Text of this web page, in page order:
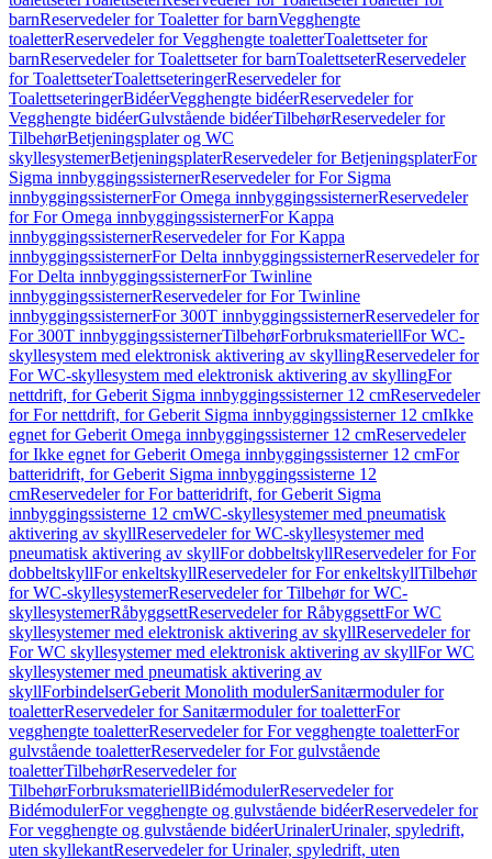
barnReservedeler for Toaletter for barnVegghengte
toaletterReservedeler for Vegghengte toaletterToalettseter for
barnReservedeler for Toalettseter for barnToalettseterReservedeler
for ToalettseterToalettseteringerReservedeler for
ToalettseteringerBidéerVegghengte bidéerReservedeler for
Vegghengte bidéerGulvstående bidéerTilbehørReservedeler for
TilbehørBetjeningsplater og WC
skyllesystemerBetjeningsplaterReservedeler for BetjeningsplaterFor
Sigma innbyggingssisternerReservedeler for For Sigma
innbyggingssisternerFor Omega innbyggingssisternerReservedeler
for For Omega innbyggingssisternerFor Kappa
innbyggingssisternerReservedeler for For Kappa
innbyggingssisternerFor Delta innbyggingssisternerReservedeler for
For Delta innbyggingssisternerFor Twinline
innbyggingssisternerReservedeler for For Twinline
innbyggingssisternerFor 300T innbyggingssisternerReservedeler for
For 300T innbyggingssisternerTilbehørForbruksmateriellFor WC-
skyllesystem med elektronisk aktivering av skyllingReservedeler for
For WC-skyllesystem med elektronisk aktivering av skyllingFor
nettdrift, for Geberit Sigma innbyggingssisterner 12 cmReservedeler
for For nettdrift, for Geberit Sigma innbyggingssisterner 12 cmIkke
egnet for Geberit Omega innbyggingssisterner 12 cmReservedeler
for Ikke egnet for Geberit Omega innbyggingssisterner 12 cmFor
batteridrift, for Geberit Sigma innbyggingssisterne 12
cmReservedeler for For batteridrift, for Geberit Sigma
innbyggingssisterne 12 cmWC-skyllesystemer med pneumatisk
aktivering av skyllReservedeler for WC-skyllesystemer med
pneumatisk aktivering av skyllFor dobbeltskyllReservedeler for For
dobbeltskyllFor enkeltskyllReservedeler for For enkeltskyllTilbehør
for WC-skyllesystemerReservedeler for Tilbehør for WC-
skyllesystemerRåbyggsettReservedeler for RåbyggsettFor WC
skyllesystemer med elektronisk aktivering av skyllReservedeler for
For WC skyllesystemer med elektronisk aktivering av skyllFor WC
skyllesystemer med pneumatisk aktivering av
skyllForbindelserGeberit Monolith modulerSanitærmoduler for
toaletterReservedeler for Sanitærmoduler for toaletterFor
vegghengte toaletterReservedeler for For vegghengte toaletterFor
gulvstående toaletterReservedeler for For gulvstående
toaletterTilbehørReservedeler for
TilbehørForbruksmateriellBidémodulerReservedeler for
BidémodulerFor vegghengte og gulvstående bidéerReservedeler for
For vegghengte og gulvstående bidéerUrinalerUrinaler, spyledrift,
uten skyllekantReservedeler for Urinaler, spyledrift, uten